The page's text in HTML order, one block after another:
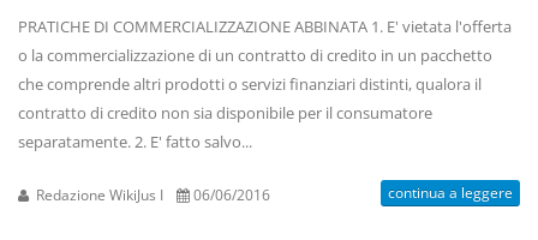
PRATICHE DI COMMERCIALIZZAZIONE ABBINATA 1. E' vietata l'offerta
o la commercializzazione di un contratto di credito in un pacchetto
che comprende altri prodotti o servizi finanziari distinti, qualora il
contratto di credito non sia disponibile per il consumatore
separatamente. 2. E' fatto salvo...
Redazione WikiJus I 06/06/2016 continua a leggere